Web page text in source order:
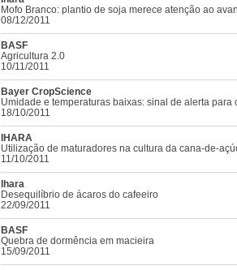
Mofo Branco: plantio de soja merece atenção ao
08/12/2011
BASF
Agricultura 2.0
10/11/2011
Bayer CropScience
Umidade e temperaturas baixas: sinal de alerta para
18/10/2011
IHARA
Utilização de maturadores na cultura da cana-de-
11/10/2011
Ihara
Desequilíbrio de ácaros do cafeeiro
22/09/2011
BASF
Quebra de dormência em macieira
15/09/2011